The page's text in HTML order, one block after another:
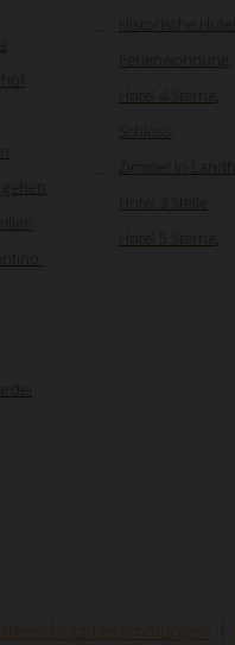
Historische Hotels
Ferienwohnung
Hotel 4 Sterne
Schloss
Zimmer In
Hotel 3 Stelle
Hotel 5 Sterne
Bestimmungen